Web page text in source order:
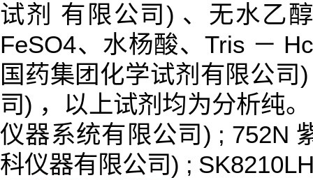
试剂 有限公司) 、无水乙
FeSO4、水杨酸、Tris －
国药集团化学试剂有限公司
司) ，以上试剂均为分析纯
仪器系统有限公司) ; 752N
科仪器有限公司) ;